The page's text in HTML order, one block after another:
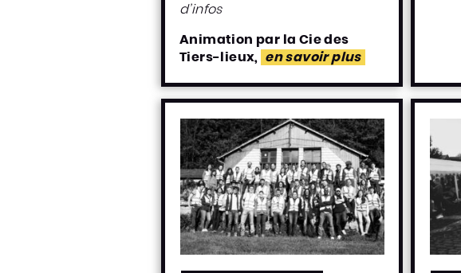
d’infos
Animation par la Cie des
Tiers-lieux,
en savoir plus